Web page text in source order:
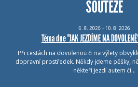
SOUTĚŽE
6. 8. 2026 - 10. 8. 2026
Téma dne "JAK JEZDÍME NA
Při cestách na dovolenou či na výlety
dopravní prostředek. Někdy jdeme pěšky,
někteří jezdí autem či…